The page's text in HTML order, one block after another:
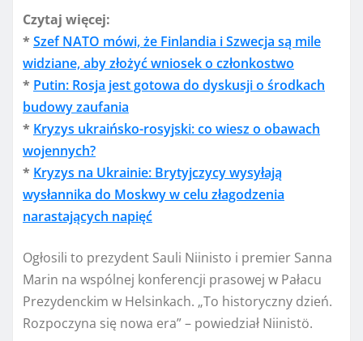
Czytaj więcej:
* Szef NATO mówi, że Finlandia i Szwecja są mile
widziane, aby złożyć wniosek o członkostwo
* Putin: Rosja jest gotowa do dyskusji o środkach
budowy zaufania
* Kryzys ukraińsko-rosyjski: co wiesz o obawach
wojennych?
* Kryzys na Ukrainie: Brytyjczycy wysyłają
wysłannika do Moskwy w celu złagodzenia
narastających napięć
Ogłosili to prezydent Sauli Niinisto i premier Sanna
Marin na wspólnej konferencji prasowej w Pałacu
Prezydenckim w Helsinkach. „To historyczny dzień.
Rozpoczyna się nowa era” – powiedział Niinistö.